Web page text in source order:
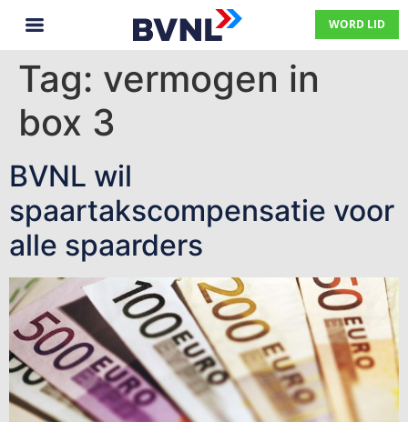
WORD LID
Tag: vermogen in
box 3
BVNL wil
spaartakscompensatie voor
alle spaarders